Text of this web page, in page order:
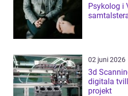
Psykolog i
02 juni 2026
3d
digitala
projekt